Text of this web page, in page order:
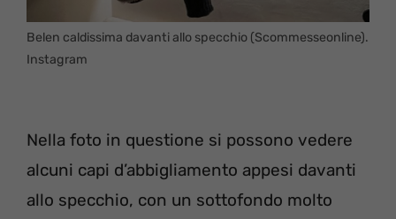
Belen caldissima davanti allo specchio (Scommesseonline).
Instagram
Nella foto in questione si possono vedere
alcuni capi d’abbigliamento appesi davanti
allo specchio, con un sottofondo molto